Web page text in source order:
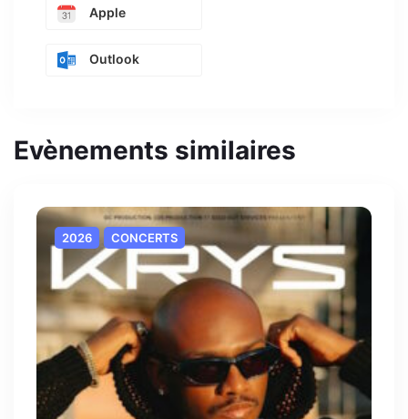
Apple
Outlook
Evènements similaires
2026 CONCERTS